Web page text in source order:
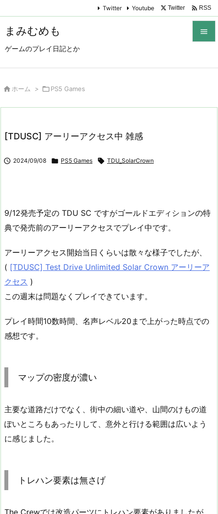
まみむめも
ゲームのプレイ日記とか

Twitter Youtube Twitter  RSS
 ホーム > PS5 Games
[TDUSC] アーリーアクセス中 雑感
 2024/09/08  PS5 Games  TDU_SolarCrown
9/12発売予定の TDU SC ですがゴールドエディションの特
典で発売前のアーリーアクセスでプレイ中です。
アーリーアクセス開始当日くらいは散々な様子でしたが、
( [TDUSC] Test Drive Unlimited Solar Crown アーリーア
クセス )
この週末は問題なくプレイできています。
プレイ時間10数時間、名声レベル20まで上がった時点での
感想です。
マップの密度が濃い
主要な道路だけでなく、街中の細い道や、山間のけもの道
ぽいところもあったりして、意外と行ける範囲は広いよう
に感じました。
トレハン要素は無さげ
The Crewでは改造パーツにトレハン要素がありましたが、